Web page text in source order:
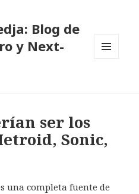
Blog de
y Next-
ser los
Sonic,
una completa fuente de